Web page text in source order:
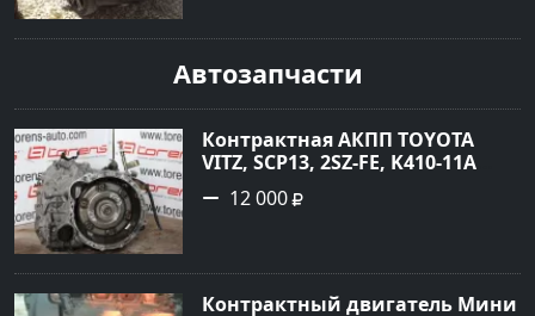
сайте Авторынок23
Автозапчасти
Контрактная АКПП TOYOTA
VITZ, SCP13, 2SZ-FE, K410-11A
Ростов
12 000
Контрактный двигатель Мини